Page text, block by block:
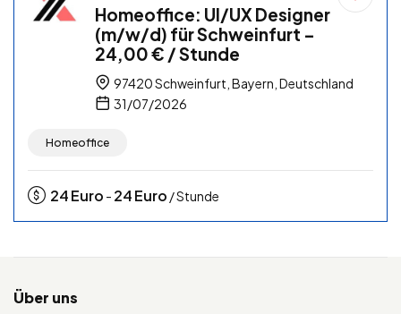
Homeoffice: UI/UX Designer
(m/w/d) für Schweinfurt –
24,00 € / Stunde
97420 Schweinfurt, Bayern, Deutschland
31/07/2026
Homeoffice
24Euro - 24Euro / Stunde
Über uns